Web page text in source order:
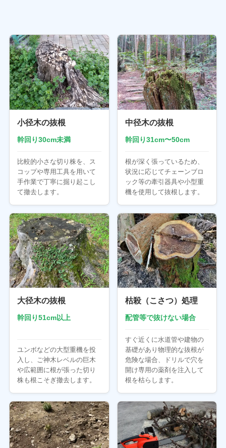
小径木の抜根
幹回り30cm未満
比較的小さな切り株を、ス
コップや専用工具を用いて
手作業で丁寧に掘り起こし
て撤去します。
中径木の抜根
幹回り31cm〜50cm
根が深く張っているため、
状況に応じてチェーンブロ
ック等の牽引器具や小型重
機を使用して抜根します。
大径木の抜根
幹回り51cm以上
ユンボなどの大型重機を投
入し、ご神木レベルの巨木
や広範囲に根が張った切り
株も根こそぎ撤去します。
枯殺（こさつ）処理
配管等で抜けない場合
すぐ近くに水道管や建物の
基礎があり物理的な抜根が
危険な場合、ドリルで穴を
開け専用の薬剤を注入して
根を枯らします。